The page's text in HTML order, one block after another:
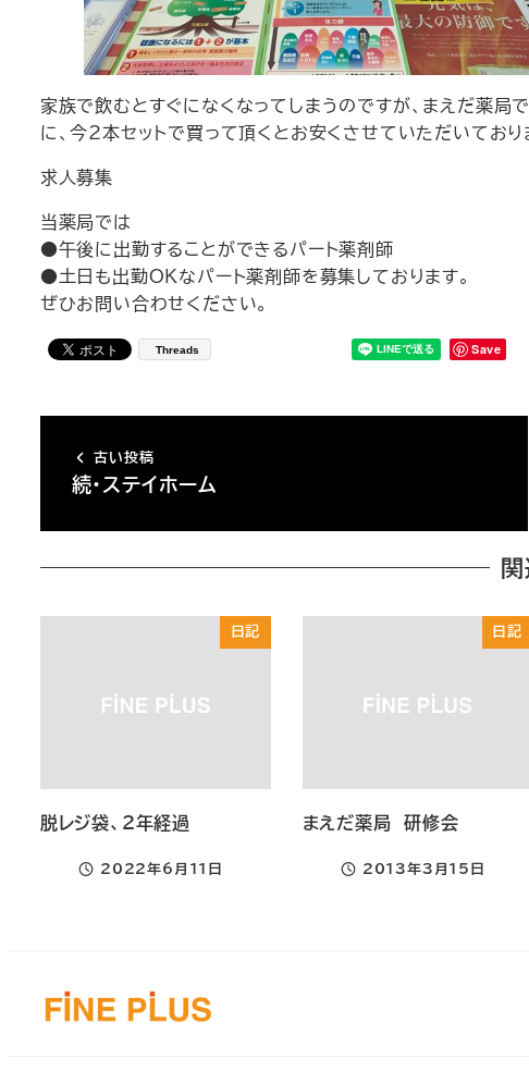
家族で飲むとすぐになくなってしまうのですが、まえだ薬
に、今2本セットで買って頂くとお安くさせていただいており
求人募集
当薬局では
●午後に出勤することができるパート薬剤師
●土日も出勤OKなパート薬剤師を募集しております。
ぜひお問い合わせください。
Threads Save
古い投稿
続・ステイホーム
日記
脱レジ袋、2年経過
投稿日
2022年6月11日
日記
まえだ薬局 研修会
投稿日
2013年3月15日